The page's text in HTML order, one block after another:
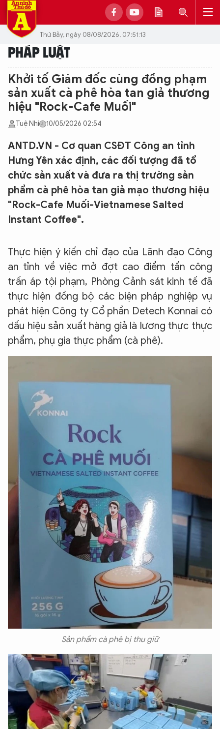
Thứ Bảy, ngày 08/08/2026, 07:51:13
PHÁP LUẬT
Khởi tố Giám đốc cùng đồng phạm
sản xuất cà phê hòa tan giả thương
hiệu "Rock-Cafe Muối"
Tuệ Nhi 10/05/2026 02:54
ANTD.VN - Cơ quan CSĐT Công an tỉnh
Hưng Yên xác định, các đối tượng đã tổ
chức sản xuất và đưa ra thị trường sản
phẩm cà phê hòa tan giả mạo thương hiệu
"Rock-Cafe Muối-Vietnamese Salted
Instant Coffee".
Thực hiện ý kiến chỉ đạo của Lãnh đạo Công
an tỉnh về việc mở đợt cao điểm tấn công
trấn áp tội phạm, Phòng Cảnh sát kinh tế đã
thực hiện đồng bộ các biện pháp nghiệp vụ
phát hiện Công ty Cổ phần Detech Konnai có
dấu hiệu sản xuất hàng giả là lương thực thực
phẩm, phụ gia thực phẩm (cà phê).
Sản phẩm cà phê bị thu giữ